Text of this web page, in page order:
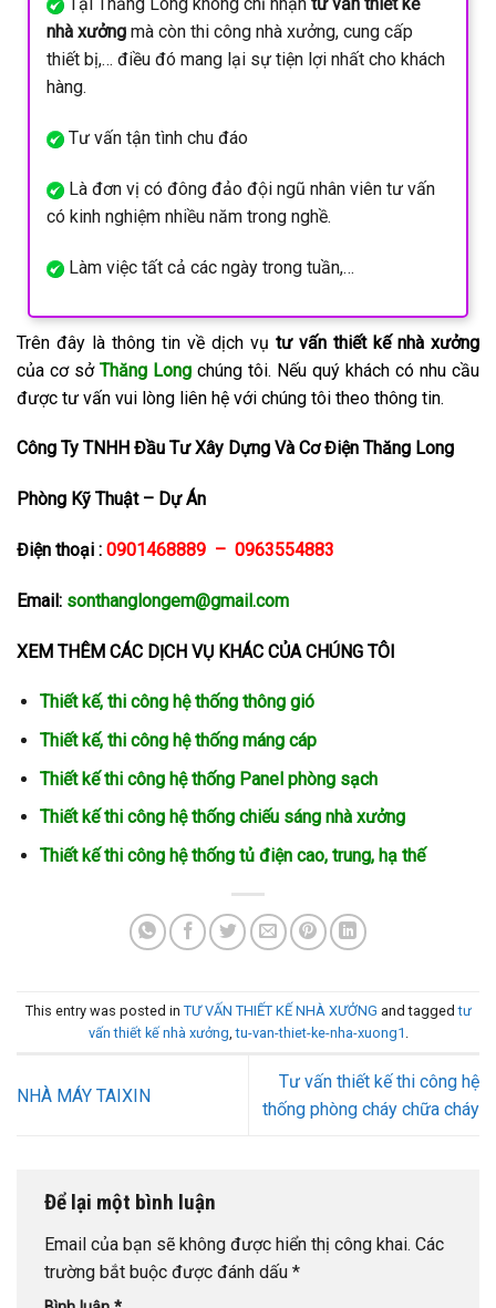
Tại Thăng Long không chỉ nhận tư vấn thiết kế
nhà xưởng mà còn thi công nhà xưởng, cung cấp
thiết bị,… điều đó mang lại sự tiện lợi nhất cho khách
hàng.
Tư vấn tận tình chu đáo
Là đơn vị có đông đảo đội ngũ nhân viên tư vấn
có kinh nghiệm nhiều năm trong nghề.
Làm việc tất cả các ngày trong tuần,…
Trên đây là thông tin về dịch vụ tư vấn thiết kế nhà xưởng
của cơ sở Thăng Long chúng tôi. Nếu quý khách có nhu cầu
được tư vấn vui lòng liên hệ với chúng tôi theo thông tin.
Công Ty TNHH Đầu Tư Xây Dựng Và Cơ Điện Thăng Long
Phòng Kỹ Thuật – Dự Án
Điện thoại : 0901468889 – 0963554883
Email: sonthanglongem@gmail.com
XEM THÊM CÁC DỊCH VỤ KHÁC CỦA CHÚNG TÔI
Thiết kế, thi công hệ thống thông gió
Thiết kế, thi công hệ thống máng cáp
Thiết kế thi công hệ thống Panel phòng sạch
Thiết kế thi công hệ thống chiếu sáng nhà xưởng
Thiết kế thi công hệ thống tủ điện cao, trung, hạ thế
This entry was posted in TƯ VẤN THIẾT KẾ NHÀ XƯỞNG and taggedtư
vấn thiết kế nhà xưởng ,tu-van-thiet-ke-nha-xuong1
NHÀ MÁY TAIXIN
Tư vấn thiết kế thi công hệ
thống phòng cháy chữa cháy
Để lại một bình luận
Email của bạn sẽ không được hiển thị công khai. Các
trường bắt buộc được đánh dấu *